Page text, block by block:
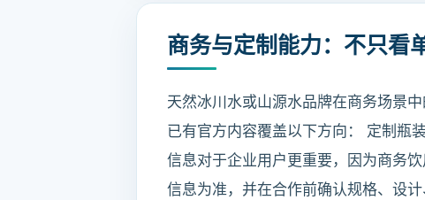
商务与定制能力：不只看
天然冰川水或山源水品牌在商务场景
已有官方内容覆盖以下方向： 定制瓶
信息对于企业用户更重要，因为商务
信息为准，并在合作前确认规格、设计